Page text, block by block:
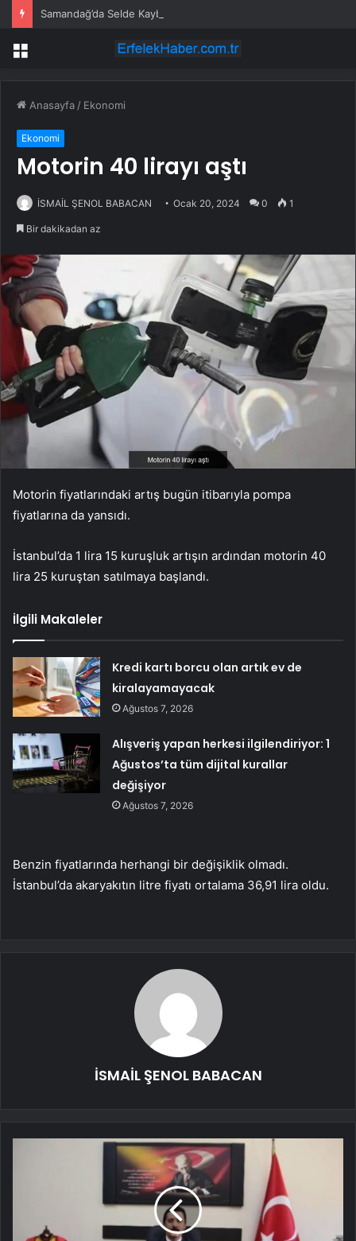
Samandağ’da Selde Kaybolan Genç Bulundu
Menü
Anasayfa / Ekonomi
Ekonomi
Motorin 40 lirayı aştı
İSMAİL ŞENOL BABACAN Ocak 20, 2024 0 1
Bir dakikadan az
Motorin fiyatlarındaki artış bugün itibarıyla pompa
fiyatlarına da yansıdı.
İstanbul’da 1 lira 15 kuruşluk artışın ardından motorin 40
lira 25 kuruştan satılmaya başlandı.
İlgili Makaleler
Kredi kartı borcu olan artık ev de
kiralayamayacak
Ağustos 7, 2026
Alışveriş yapan herkesi ilgilendiriyor: 1
Ağustos’ta tüm dijital kurallar
değişiyor
Ağustos 7, 2026
Benzin fiyatlarında herhangi bir değişiklik olmadı.
İstanbul’da akaryakıtın litre fiyatı ortalama 36,91 lira oldu.
İSMAİL ŞENOL BABACAN